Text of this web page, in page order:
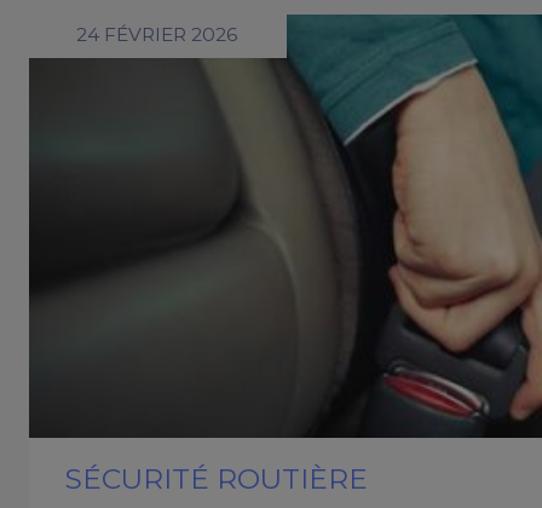
24 FÉVRIER 2026
SÉCURITÉ ROUTIÈRE